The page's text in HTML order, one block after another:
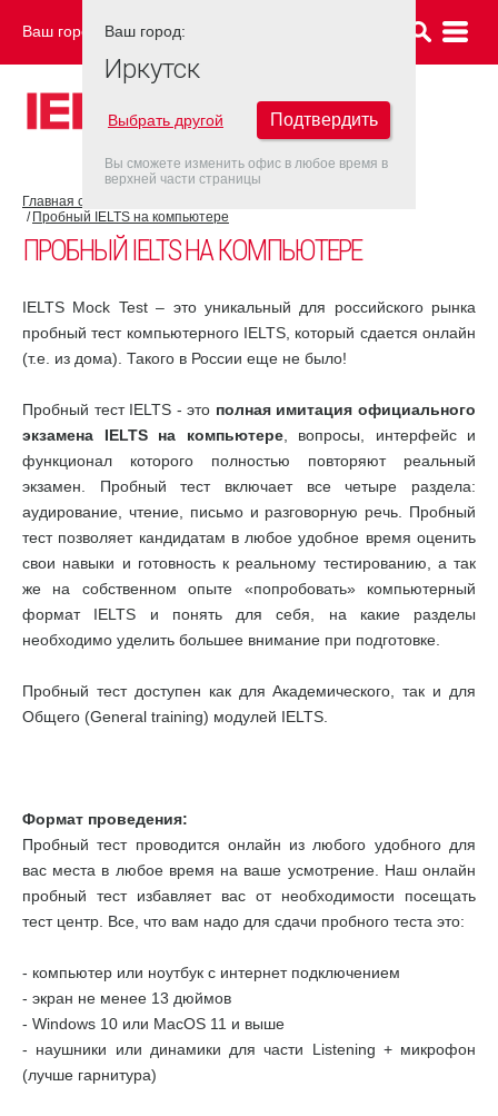
Ваш город: ИРКУТСК
Главная страница
Пробный IELTS на компьютере
ПРОБНЫЙ IELTS НА КОМПЬЮТЕРЕ
IELTS Mock Test – это уникальный для российского рынка
пробный тест компьютерного IELTS, который сдается онлайн
(т.е. из дома). Такого в России еще не было!
Пробный тест IELTS - это полная имитация официального
экзамена IELTS на компьютере, вопросы, интерфейс и
функционал которого полностью повторяют реальный
экзамен. Пробный тест включает все четыре раздела:
аудирование, чтение, письмо и разговорную речь. Пробный
тест позволяет кандидатам в любое удобное время оценить
свои навыки и готовность к реальному тестированию, а так
же на собственном опыте «попробовать» компьютерный
формат IELTS и понять для себя, на какие разделы
необходимо уделить большее внимание при подготовке.
Пробный тест доступен как для Академического, так и для
Общего (General training) модулей IELTS.
Формат проведения:
Пробный тест проводится онлайн из любого удобного для
вас места в любое время на ваше усмотрение. Наш онлайн
пробный тест избавляет вас от необходимости посещать
тест центр. Все, что вам надо для сдачи пробного теста это:
- компьютер или ноутбук с интернет подключением
- экран не менее 13 дюймов
- Windows 10 или MacOS 11 и выше
- наушники или динамики для части Listening + микрофон
(лучше гарнитура)
Ваш город:
Иркутск
Выбрать другой Подтвердить
Вы сможете изменить офис в любое время в
верхней части страницы